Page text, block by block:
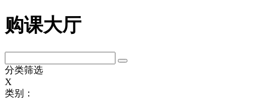
购课大厅
分类筛选
X
类别：